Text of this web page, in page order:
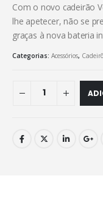
Com o novo cadeirão
lhe apetecer, não se
graças à nova bateria
Categorias: Acessórios,